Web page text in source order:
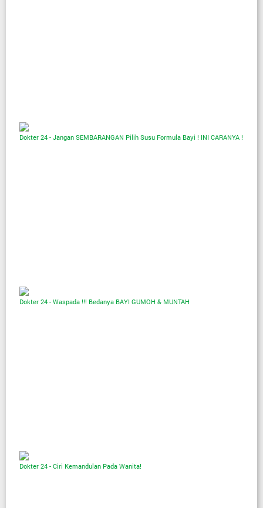
Dokter 24 - Jangan SEMBARANGAN Pilih Susu Formula Bayi ! INI CARANYA !
Dokter 24 - Waspada !!! Bedanya BAYI GUMOH & MUNTAH
Dokter 24 - Ciri Kemandulan Pada Wanita!